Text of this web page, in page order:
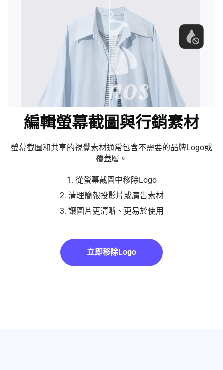
編輯螢幕截圖與行銷素材
螢幕截圖和共享的視覺素材通常包含不需要的品牌Logo或
覆蓋層。
1. 從螢幕截圖中移除Logo
2. 清理簡報投影片或廣告素材
3. 讓圖片更清晰、更易於使用
立即移除Logo